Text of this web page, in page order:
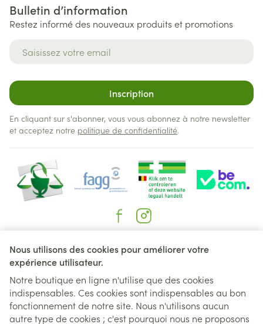
Nous utilisons des cookies pour améliorer votre
expérience utilisateur.
Notre boutique en ligne n'utilise que des cookies
indispensables. Ces cookies sont indispensables au bon
fonctionnement de notre site. Nous n'utilisons aucun
autre type de cookies ; c'est pourquoi nous ne proposons
Bulletin d’information
Restez informé des nouveaux produits et promotions
Inscription
En cliquant sur s'abonner, vous vous abonnez à notre newsletter
et acceptez notre politique de confidentialité.
Liens légaux